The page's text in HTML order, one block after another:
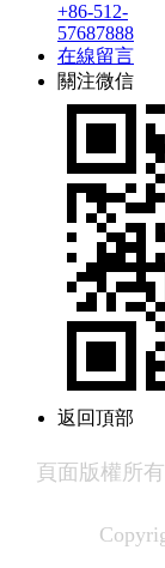
+86-512-
57687888
在線留言
關注微信
返回頂部
頁面版權所